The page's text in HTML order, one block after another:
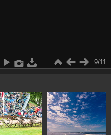
9/11